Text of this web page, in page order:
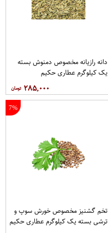
دانه رازیانه مخصوص دمنوش بسته
یک کیلوگرم عطاری حکیم
۲۸۵,۰۰۰
7%
تخم گشنیز مخصوص خورش سوپ و
ترشی بسته یک کیلوگرم عطاری حکیم